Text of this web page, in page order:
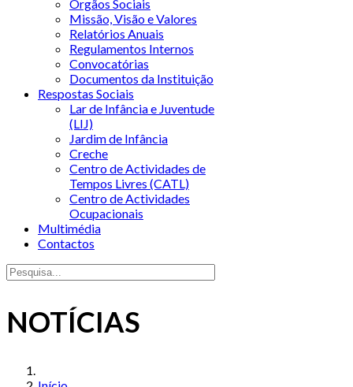
Órgãos Sociais
Missão, Visão e Valores
Relatórios Anuais
Regulamentos Internos
Convocatórias
Documentos da Instituição
Respostas Sociais
Lar de Infância e Juventude
(LIJ)
Jardim de Infância
Creche
Centro de Actividades de
Tempos Livres (CATL)
Centro de Actividades
Ocupacionais
Multimédia
Contactos
NOTÍCIAS